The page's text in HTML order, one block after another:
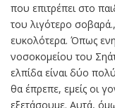
που επιτρέπει στο
του λιγότερο
ευκολότερα. Όπως
νοσοκομείου του
ελπίδα είναι δύο
θα έπρεπε, εμείς οι
εξετάσουμε. Αυτά,